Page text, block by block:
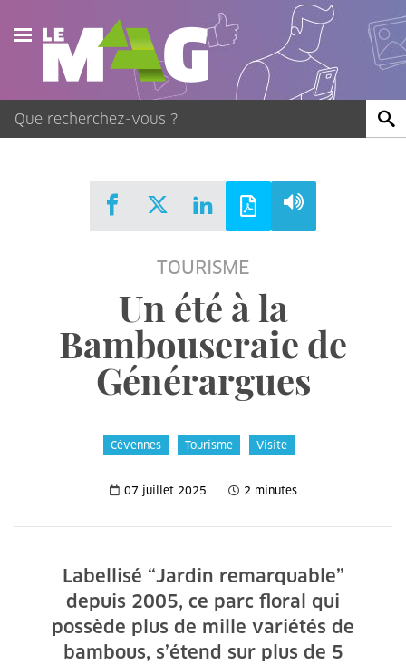
Actualités
Agenda
Publications
TOURISME
Un été à la
Bambouseraie de
Générargues
Cévennes Tourisme Visite
07 juillet 2025 2 minutes
Labellisé “Jardin remarquable”
depuis 2005, ce parc floral qui
possède plus de mille variétés de
bambous, s’étend sur plus de 5